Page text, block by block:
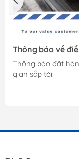
Thông báo về
Thông báo đặt
gian sắp tới.